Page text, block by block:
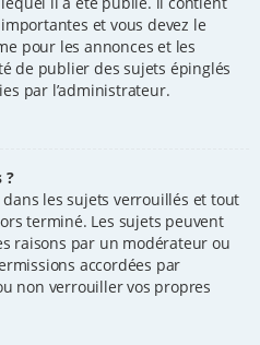
et vous devez le
pour les annonces et les
de publier des sujets épinglés
par l’administrateur.
?
les sujets verrouillés et tout
terminé. Les sujets peuvent
raisons par un modérateur ou
accordées par
non verrouiller vos propres